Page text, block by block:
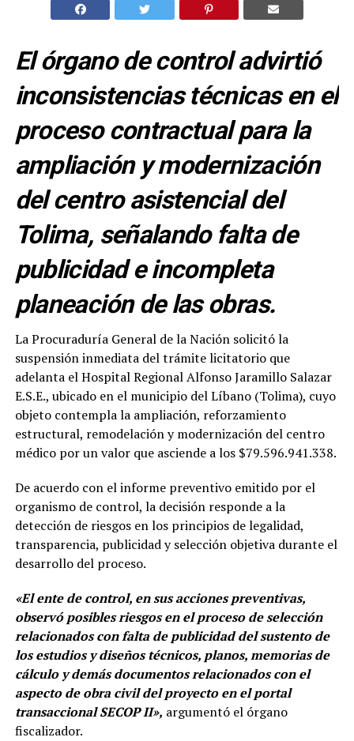
El órgano de control advirtió
inconsistencias técnicas en el
proceso contractual para la
ampliación y modernización
del centro asistencial del
Tolima, señalando falta de
publicidad e incompleta
planeación de las obras.
La Procuraduría General de la Nación solicitó la
suspensión inmediata del trámite licitatorio que
adelanta el Hospital Regional Alfonso Jaramillo Salazar
E.S.E., ubicado en el municipio del Líbano (Tolima), cuyo
objeto contempla la ampliación, reforzamiento
estructural, remodelación y modernización del centro
médico por un valor que asciende a los $79.596.941.338.
De acuerdo con el informe preventivo emitido por el
organismo de control, la decisión responde a la
detección de riesgos en los principios de legalidad,
transparencia, publicidad y selección objetiva durante el
desarrollo del proceso.
«El ente de control, en sus acciones preventivas,
observó posibles riesgos en el proceso de selección
relacionados con falta de publicidad del sustento de
los estudios y diseños técnicos, planos, memorias de
cálculo y demás documentos relacionados con el
aspecto de obra civil del proyecto en el portal
transaccional SECOP II», argumentó el órgano
fiscalizador.